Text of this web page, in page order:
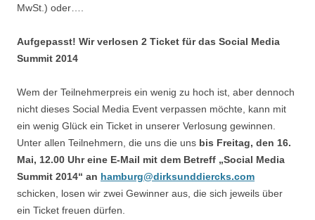
MwSt.) oder….
Aufgepasst! Wir verlosen 2 Ticket für das Social Media
Summit 2014
Wem der Teilnehmerpreis ein wenig zu hoch ist, aber dennoch
nicht dieses Social Media Event verpassen möchte, kann mit
ein wenig Glück ein Ticket in unserer Verlosung gewinnen.
Unter allen Teilnehmern, die uns die uns bis Freitag, den 16.
Mai, 12.00 Uhr eine E-Mail mit dem Betreff „Social Media
Summit 2014“ an hamburg@dirksunddiercks.com
schicken, losen wir zwei Gewinner aus, die sich jeweils über
ein Ticket freuen dürfen.